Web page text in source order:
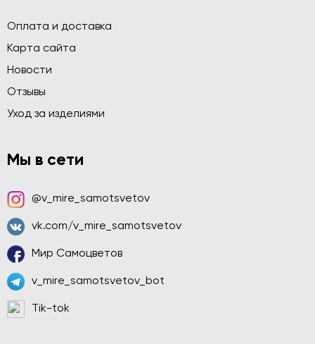
Оплата и доставка
Карта сайта
Новости
Отзывы
Уход за изделиями
Мы в сети
@v_mire_samotsvetov
vk.com/v_mire_samotsvetov
Мир Самоцветов
v_mire_samotsvetov_bot
Tik-tok